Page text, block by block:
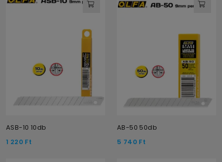
ASB-10 10db
1 220 Ft
AB-50 50db
5 740 Ft